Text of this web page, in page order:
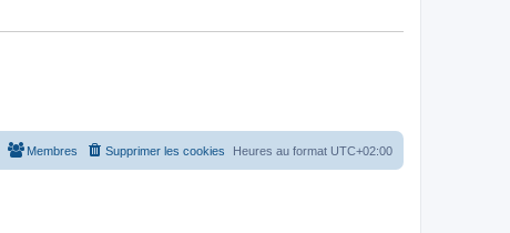
Heures au format UTC+02:00
Supprimer les cookies
Membres